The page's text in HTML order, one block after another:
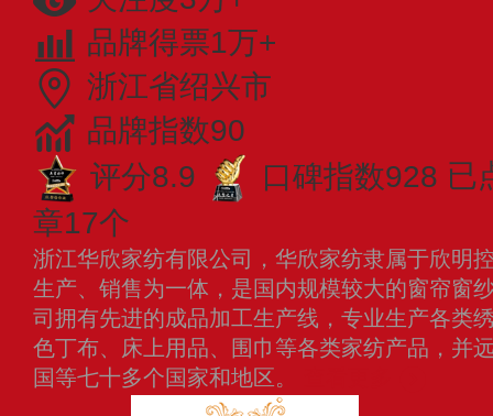
品牌得票1万+
浙江省绍兴市
品牌指数90
评分8.9
口碑指数928 已
章17个
浙江华欣家纺有限公司，华欣家纺隶属于欣明
生产、销售为一体，是国内规模较大的窗帘窗
司拥有先进的成品加工生产线，专业生产各类
色丁布、床上用品、围巾等各类家纺产品，并
国等七十多个国家和地区。